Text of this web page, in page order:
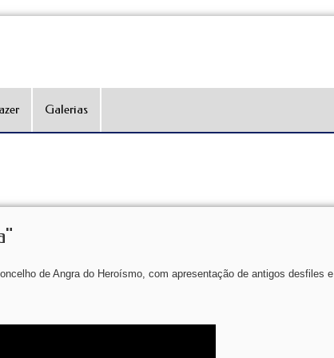
Galerias
de Angra do Heroísmo, com apresentação de antigos desfiles e